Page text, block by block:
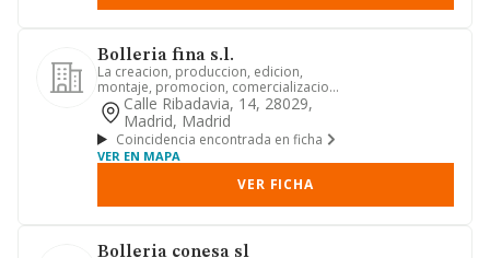
Bolleria fina s.l.
La creacion, produccion, edicion,
montaje, promocion, comercializacion
y distribucion de toda clase...
Calle Ribadavia, 14, 28029,
Madrid, Madrid
Coincidencia encontrada en ficha
VER EN MAPA
VER FICHA
Bolleria conesa sl